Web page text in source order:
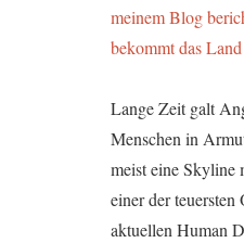
meinem Blog
bekommt das
Lange Zeit galt
Menschen in
meist eine Skyline
einer der
aktuellen Human